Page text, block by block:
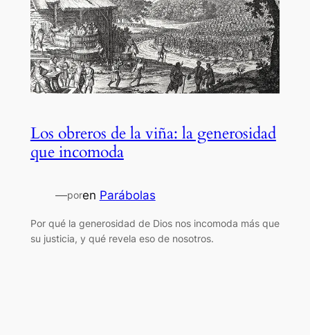
Los obreros de la viña: la generosidad
que incomoda
—poren Parábolas
Por qué la generosidad de Dios nos incomoda más que
su justicia, y qué revela eso de nosotros.